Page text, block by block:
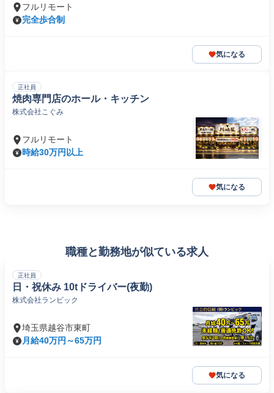
フルリモート
完全歩合制
気になる
正社員
焼肉専門店のホール・キッチン
株式会社こぐみ
フルリモート
時給30万円以上
気になる
職種と勤務地が似ている求人
正社員
日・祝休み 10tドライバー(夜勤)
株式会社ランビック
埼玉県越谷市東町
月給40万円～65万円
気になる